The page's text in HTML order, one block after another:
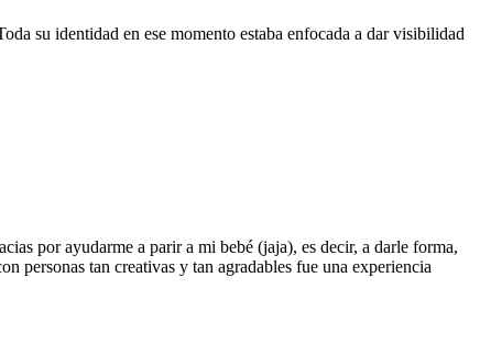
su identidad en ese momento estaba enfocada a dar visibilidad
por ayudarme a parir a mi bebé (jaja), es decir, a darle forma,
personas tan creativas y tan agradables fue una experiencia